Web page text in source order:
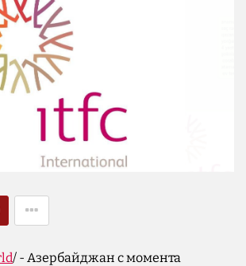
/ - Азербайджан с момента